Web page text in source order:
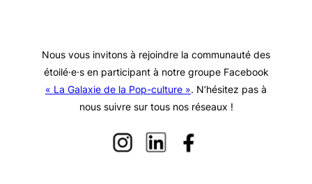
Nous vous invitons à rejoindre la communauté des
étoilé·e·s en participant à notre groupe Facebook
« La Galaxie de la Pop-culture ». N’hésitez pas à
nous suivre sur tous nos réseaux !